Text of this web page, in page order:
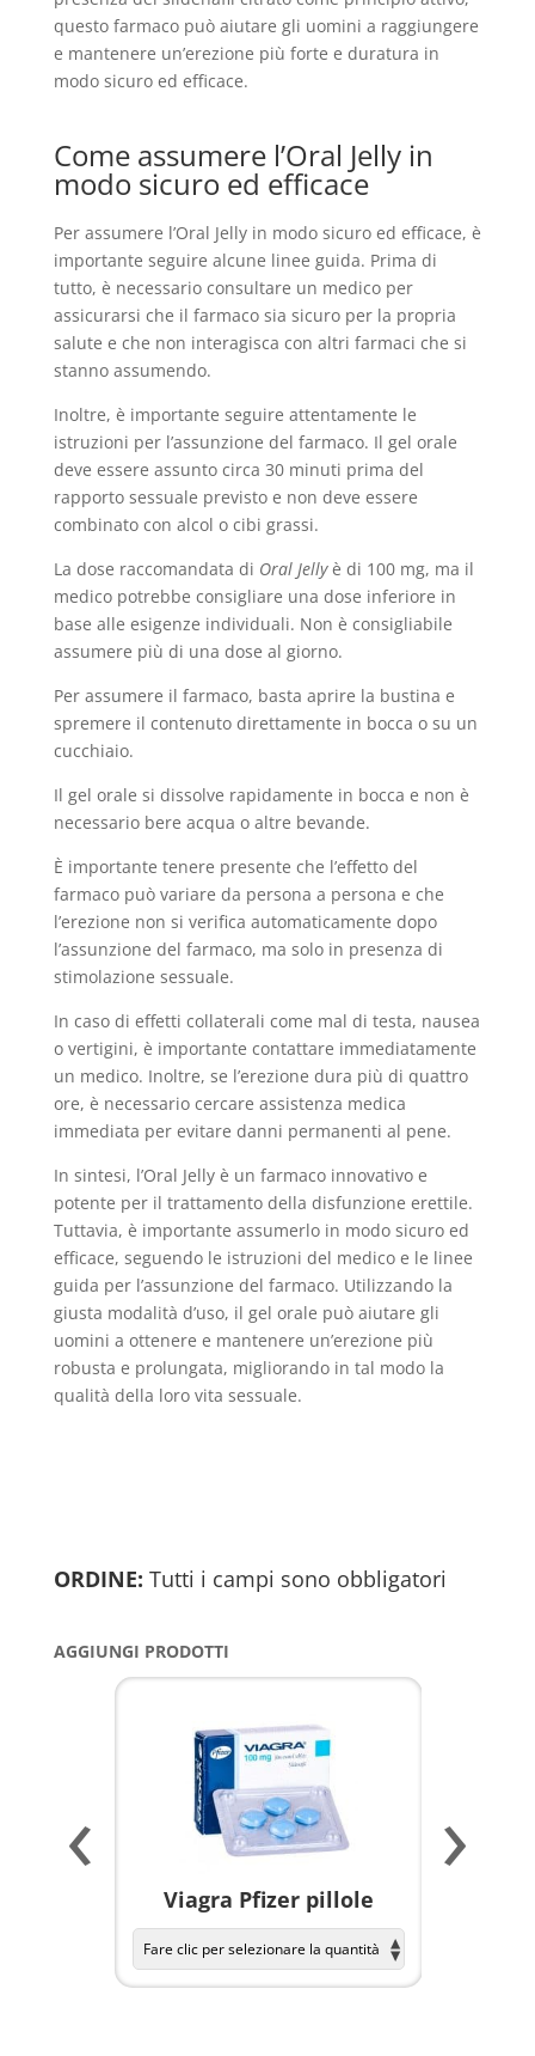
questo farmaco può aiutare gli uomini a raggiungere
e mantenere un’erezione più forte e duratura in
modo sicuro ed efficace.
Come assumere l’Oral Jelly in
modo sicuro ed efficace
Per assumere l’Oral Jelly in modo sicuro ed efficace, è
importante seguire alcune linee guida. Prima di
tutto, è necessario consultare un medico per
assicurarsi che il farmaco sia sicuro per la propria
salute e che non interagisca con altri farmaci che si
stanno assumendo.
Inoltre, è importante seguire attentamente le
istruzioni per l’assunzione del farmaco. Il gel orale
deve essere assunto circa 30 minuti prima del
rapporto sessuale previsto e non deve essere
combinato con alcol o cibi grassi.
La dose raccomandata di Oral Jellyè di 100 mg, ma il
medico potrebbe consigliare una dose inferiore in
base alle esigenze individuali. Non è consigliabile
assumere più di una dose al giorno.
Per assumere il farmaco, basta aprire la bustina e
spremere il contenuto direttamente in bocca o su un
cucchiaio.
Il gel orale si dissolve rapidamente in bocca e non è
necessario bere acqua o altre bevande.
È importante tenere presente che l’effetto del
farmaco può variare da persona a persona e che
l’erezione non si verifica automaticamente dopo
l’assunzione del farmaco, ma solo in presenza di
stimolazione sessuale.
In caso di effetti collaterali come mal di testa, nausea
o vertigini, è importante contattare immediatamente
un medico. Inoltre, se l’erezione dura più di quattro
ore, è necessario cercare assistenza medica
immediata per evitare danni permanenti al pene.
In sintesi, l’Oral Jelly è un farmaco innovativo e
potente per il trattamento della disfunzione erettile.
Tuttavia, è importante assumerlo in modo sicuro ed
efficace, seguendo le istruzioni del medico e le linee
guida per l’assunzione del farmaco. Utilizzando la
giusta modalità d’uso, il gel orale può aiutare gli
uomini a ottenere e mantenere un’erezione più
robusta e prolungata, migliorando in tal modo la
qualità della loro vita sessuale.
ORDINE: Tutti i campi sono obbligatori
AGGIUNGI PRODOTTI
Viagra Pfizer pillole
‹ ›